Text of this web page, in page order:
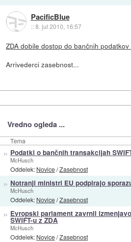
PacificBlue
::8. jul 2010, 16:57
ZDA dobile dostop do bančnih
Arrivederci zasebnost...
Vredno ogleda ...
Tema
» Podatki o bančnih transakcijah
McHusch
Oddelek: Novice/Zasebnost
» Notranji ministri EU podpirajo
McHusch
Oddelek: Novice/Zasebnost
» Evropski parlament zavrnil
SWIFT-u z ZDA
McHusch
Oddelek: Novice/Zasebnost